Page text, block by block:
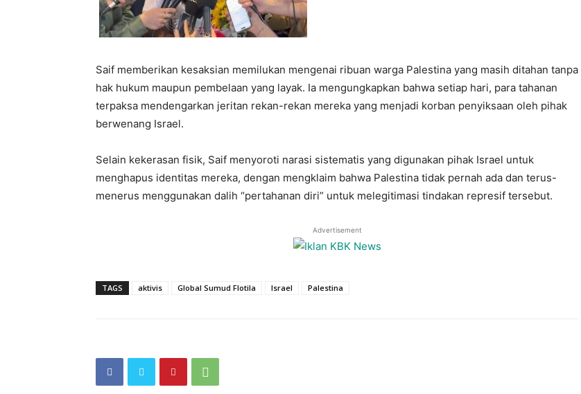
Saif memberikan kesaksian memilukan mengenai ribuan warga Palestina yang masih ditahan tanpa
hak hukum maupun pembelaan yang layak. Ia mengungkapkan bahwa setiap hari, para tahanan
terpaksa mendengarkan jeritan rekan-rekan mereka yang menjadi korban penyiksaan oleh pihak
berwenang Israel.
Selain kekerasan fisik, Saif menyoroti narasi sistematis yang digunakan pihak Israel untuk
menghapus identitas mereka, dengan mengklaim bahwa Palestina tidak pernah ada dan terus-
menerus menggunakan dalih “pertahanan diri” untuk melegitimasi tindakan represif tersebut.
Advertisement
TAGS aktivis Global Sumud Flotila Israel Palestina